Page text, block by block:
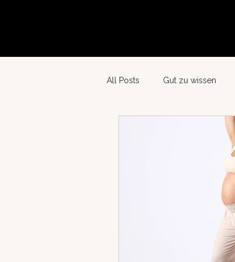
All Posts Gut zu wissen